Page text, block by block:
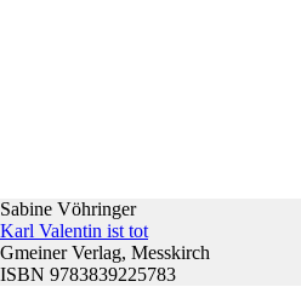
Sabine Vöhringer
Karl Valentin ist tot
Gmeiner Verlag, Messkirch
ISBN 9783839225783